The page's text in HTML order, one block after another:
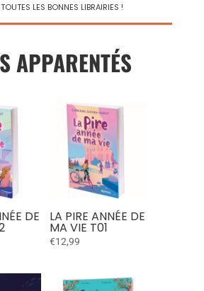
LES BONNES LIBRAIRIES !
APPARENTÉS
DE LA PIRE ANNÉE DE
MA VIE T01
€12,99